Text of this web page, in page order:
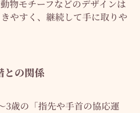
物モチーフなどのデザインは
やすく、継続して手に取りや
との関係
3歳の「指先や手首の協応運